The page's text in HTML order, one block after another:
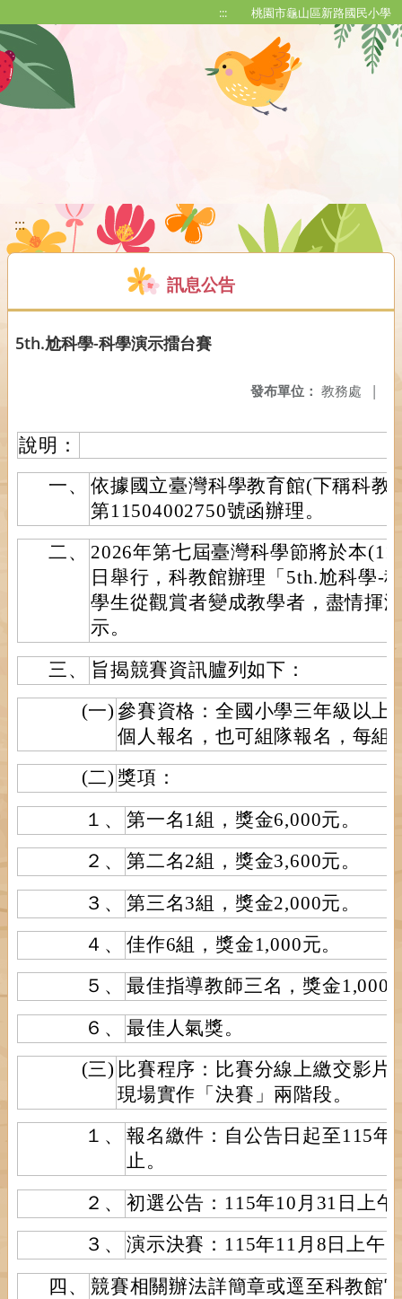
::: 桃園市龜山區新路國民小學
:::
訊息公告
5th.尬科學-科學演示擂台賽
發布單位： 教務處 |
說明：
一、
依據國立臺灣科學教育館(下稱科教
第11504002750號函辦理。
二、
2026年第七屆臺灣科學節將於本
日舉行，科教館辦理「5th.尬科學-
學生從觀賞者變成教學者，盡情揮
示。
三、
旨揭競賽資訊臚列如下：
(一) 參賽資格：全國小學三年級以上
個人報名，也可組隊報名，每組
(二) 獎項：
１、
第一名1組，獎金6,000元。
２、
第二名2組，獎金3,600元。
３、
第三名3組，獎金2,000元。
４、
佳作6組，獎金1,000元。
５、
最佳指導教師三名，獎金1,000
６、
最佳人氣獎。
(三) 比賽程序：比賽分線上繳交影片
現場實作「決賽」兩階段。
１、
報名繳件：自公告日起至115年
止。
２、
初選公告：115年10月31日上午
３、
演示決賽：115年11月8日上午
四、
競賽相關辦法詳簡章或逕至科教館